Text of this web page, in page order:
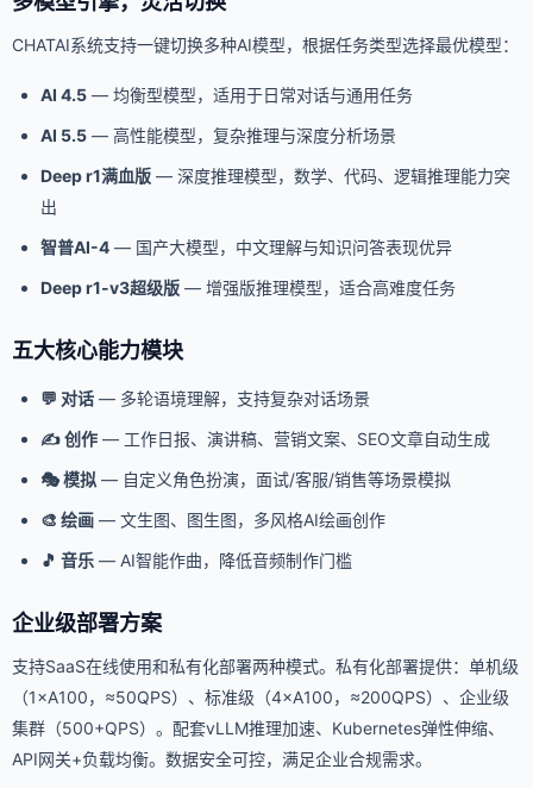
CHATAI系统支持一键切换多种AI模型，根据任务类型选择最优模型：
AI 4.5 — 均衡型模型，适用于日常对话与通用任务
AI 5.5 — 高性能模型，复杂推理与深度分析场景
Deep r1满血版 — 深度推理模型，数学、代码、逻辑推理能力突
出
智普AI-4 — 国产大模型，中文理解与知识问答表现优异
Deep r1-v3超级版 — 增强版推理模型，适合高难度任务
五大核心能力模块
💬 对话 — 多轮语境理解，支持复杂对话场景
✍️ 创作 — 工作日报、演讲稿、营销文案、SEO文章自动生成
🎭 模拟 — 自定义角色扮演，面试/客服/销售等场景模拟
🎨 绘画 — 文生图、图生图，多风格AI绘画创作
🎵 音乐 — AI智能作曲，降低音频制作门槛
企业级部署方案
支持SaaS在线使用和私有化部署两种模式。私有化部署提供：单机级
（1×A100，≈50QPS）、标准级（4×A100，≈200QPS）、企业级
集群（500+QPS）。配套vLLM推理加速、Kubernetes弹性伸缩、
API网关+负载均衡。数据安全可控，满足企业合规需求。